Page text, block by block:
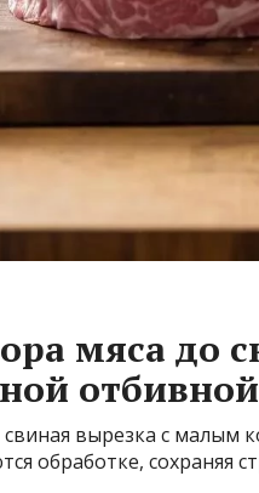
мяса до
отбивной
свиная вырезка с
обработке, сохраняя